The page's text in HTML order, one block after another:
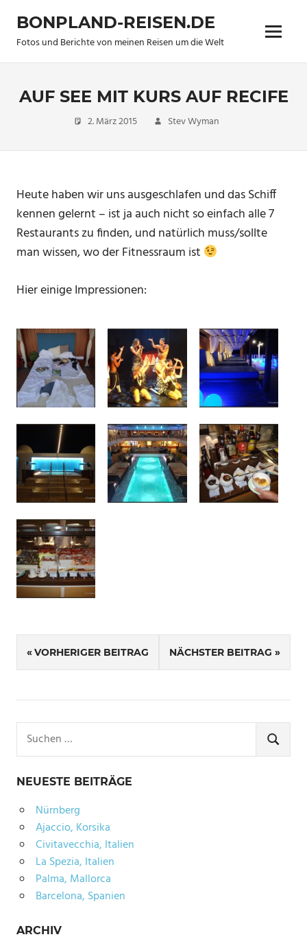
Inhalt
springen
BONPLAND-REISEN.DE
Fotos und Berichte von meinen Reisen um die Welt Menü
AUF SEE MIT KURS AUF RECIFE
2. März 2015 Stev Wyman
Heute haben wir uns ausgeschlafen und das Schiff
kennen gelernt – ist ja auch nicht so einfach alle 7
Restaurants zu finden, und natürlich muss/sollte
man wissen, wo der Fitnessraum ist
Hier einige Impressionen:
Beitragsnavigation
VORHERIGER BEITRAG NÄCHSTER BEITRAG
nach:
SUCHEN
NEUESTE BEITRÄGE
Nürnberg
Ajaccio, Korsika
Civitavecchia, Italien
La Spezia, Italien
Palma, Mallorca
Barcelona, Spanien
ARCHIV